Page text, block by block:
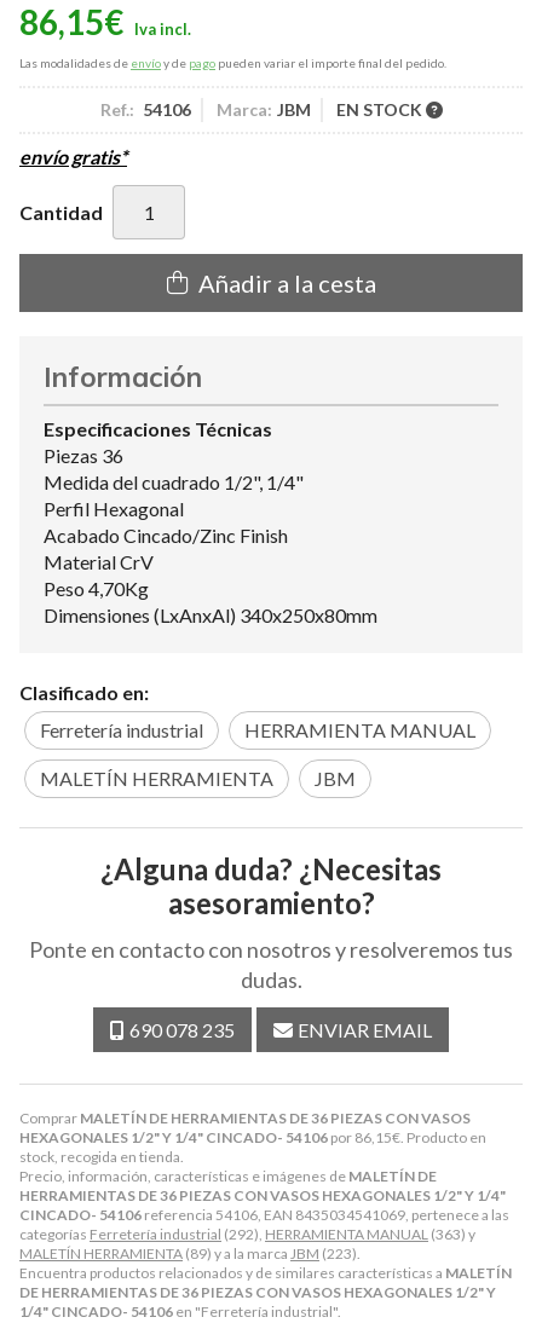
86,15€
Las modalidades de envíoy de pago pueden variar el importe final del pedido.
Ref.: 54106 Marca: JBM EN STOCK
envío gratis*
Cantidad
Añadir a la cesta
Comprar MALETÍN DE HERRAMIENTAS DE 36 PIEZAS CON VASOS
HEXAGONALES 1/2" Y 1/4" CINCADO- 54106 por 86,15€. Producto en
stock, recogida en tienda.
Precio, información, características e imágenes de MALETÍN DE
HERRAMIENTAS DE 36 PIEZAS CON VASOS HEXAGONALES 1/2" Y 1/4"
CINCADO- 54106 referencia 54106, EAN 8435034541069, pertenece a las
categorías Ferretería industrial (292), HERRAMIENTA MANUAL (363) y
MALETÍN HERRAMIENTA (89) y a la marca JBM (223).
Encuentra productos relacionados y de similares características a MALETÍN
DE HERRAMIENTAS DE 36 PIEZAS CON VASOS HEXAGONALES 1/2" Y
1/4" CINCADO- 54106 en "Ferretería industrial".
Información
Especificaciones Técnicas
Piezas 36
Medida del cuadrado 1/2", 1/4"
Perfil Hexagonal
Acabado Cincado/Zinc Finish
Material CrV
Peso 4,70Kg
Dimensiones (LxAnxAl) 340x250x80mm
Clasificado en:
Ferretería industrial
HERRAMIENTA MANUAL
MALETÍN HERRAMIENTA JBM
¿Alguna duda? ¿Necesitas
asesoramiento?
Ponte en contacto con nosotros y resolveremos tus
dudas.
690 078 235 ENVIAR EMAIL